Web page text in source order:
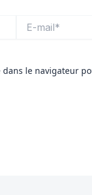
mail*
le navigateur